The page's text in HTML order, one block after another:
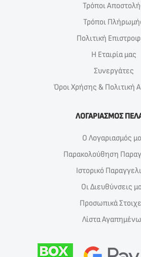
Τρόποι
Τρόποι
Πολιτική
Η Εταιρία μας
Συνεργάτες
Όροι Χρήσης & Πολιτική
ΛΟΓΑΡΙΑΣΜΟΣ
Ο Λογαριασμός
Παρακολούθηση
Ιστορικό
Οι Διευθύνσεις
Προσωπικά
Λίστα